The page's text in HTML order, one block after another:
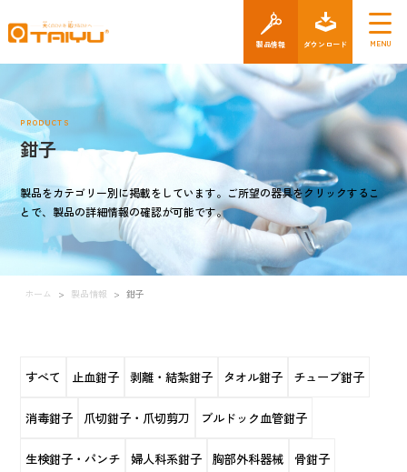
PRODUCTS
鉗子
製品をカテゴリー別に掲載をしています。ご所望の器具をクリックするこ
とで、製品の詳細情報の確認が可能です。
ホーム > 製品情報 > 鉗子
すべて 止血鉗子 剥離・結紮鉗子 タオル鉗子 チューブ鉗子
消毒鉗子 爪切鉗子・爪切剪刀 ブルドック血管鉗子
生検鉗子・パンチ 婦人科系鉗子 胸部外科器械 骨鉗子